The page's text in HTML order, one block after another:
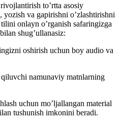
to’rtta asosiy
yozish va gapirishni o’zlashtirishni
onlayn o’rganish safaringizga
shug’ullanasiz:
oshirish uchun boy audio va
namunaviy matnlarning
uchun mo’ljallangan material
tushunish imkonini beradi.